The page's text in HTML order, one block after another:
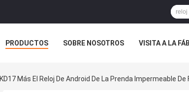
PRODUCTOS SOBRE NOSOTROS VISITA A LA
KD17 Más El Reloj De Android De La Prenda Impermeable